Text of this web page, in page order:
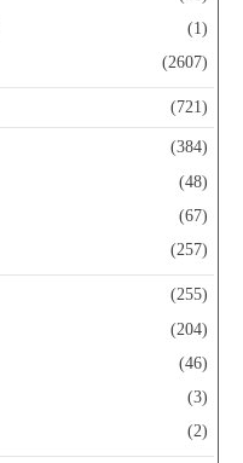
(1)
(2607)
(721)
(384)
(48)
(67)
(257)
(255)
(204)
(46)
(3)
(2)